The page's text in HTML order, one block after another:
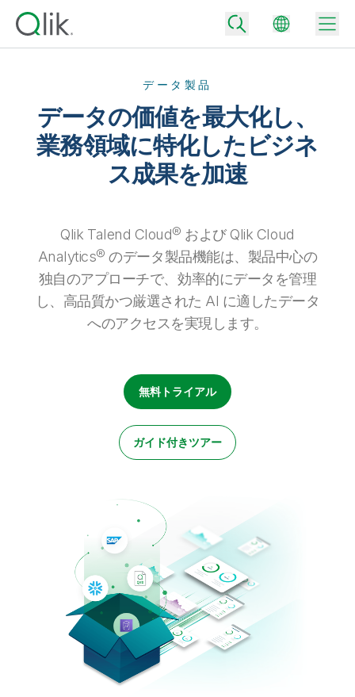
Back
コミュニティ
カスタマーサポート
Back
事業所 / 連絡先
Back
Back
Qlik が選ばれる理由
テクノロジーパートナーとの連携
Qlik のデータ統合とデータ分析の価値を最大化
Back
データ分析と AI
すべての製品
データ統合とデータ品質の価格
適切なデータ統合プランで、信頼できるデータを迅速に提供し、よりスマー
トな意思決定を促進します。
データ分析の価格
イベント / Web セミナー
リソースライブラリ
データ製品
データの価値を最大化し、
業務領域に特化したビジネ
ス成果を加速
Qlik Talend Cloud® および Qlik Cloud
Analytics® のデータ製品機能は、製品中心の
独自のアプローチで、効率的にデータを管理
し、高品質かつ厳選された AI に適したデータ
へのアクセスを実現します。
無料トライアル
ガイド付きツアー